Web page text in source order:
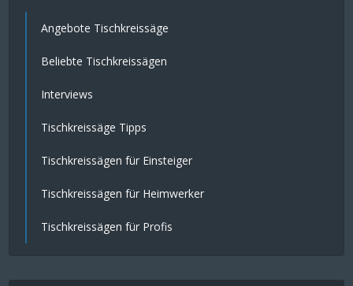
Angebote Tischkreissäge
Beliebte Tischkreissägen
Interviews
Tischkreissäge Tipps
Tischkreissägen für Einsteiger
Tischkreissägen für Heimwerker
Tischkreissägen für Profis